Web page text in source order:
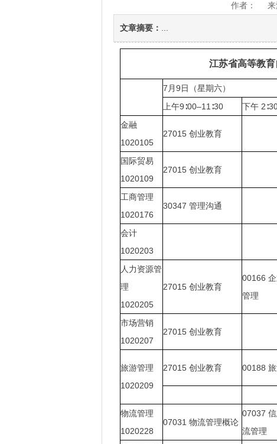
作者： 来
文章摘要：
江苏省高等教
7 月9日（星期六）
上午9 ∶00–11 ∶30 下午 2 ∶
金融
1020105
27015 创业教育
国际贸易
1020109
27015 创业教育
工商管理
1020176
30347 管理沟通
会计
1020203
人力资源管
理
1020205
27015 创业教育
00166
管理
市场营销
1020207
27015 创业教育
旅游管理
1020209
27015 创业教育 00188
物流管理
1020228
07031 物流管理概论
07037
流管理